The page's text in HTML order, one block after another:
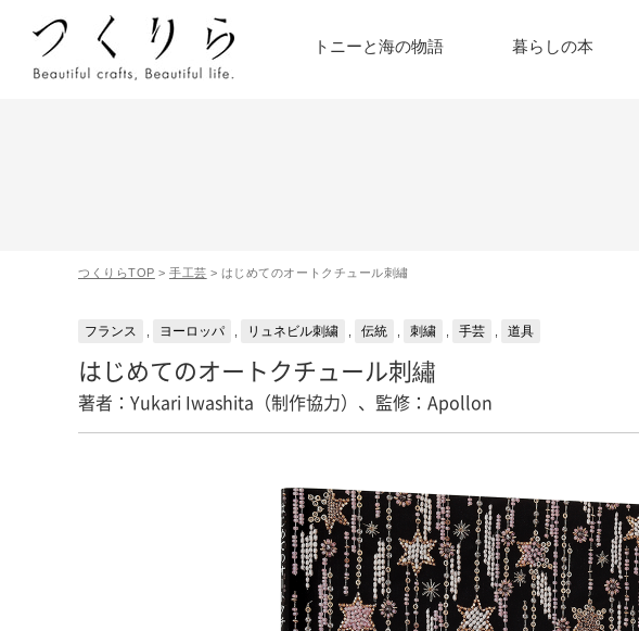
トニーと海の物語 暮らしの本
つくりらTOP > 手工芸 > はじめてのオートクチュール刺繡
フランス ヨーロッパ リュネビル刺繍 伝統 刺繍 手芸 道具
はじめてのオートクチュール刺繡
著者：Yukari Iwashita（制作協力）、監修：Apollon